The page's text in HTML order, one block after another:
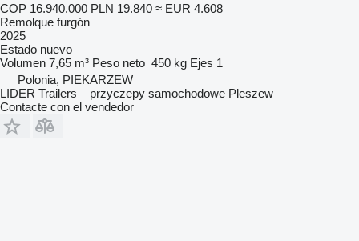
COP 16.940.000 PLN 19.840 ≈ EUR 4.608
Remolque furgón
2025
Estado nuevo
Volumen 7,65 m³ Peso neto 450 kg Ejes 1
Polonia, PIEKARZEW
LIDER Trailers – przyczepy samochodowe Pleszew
Contacte con el vendedor